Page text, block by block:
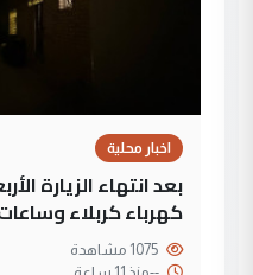
اخبار محلية
بعد انتهاء الزيارة
كهرباء كربلاء